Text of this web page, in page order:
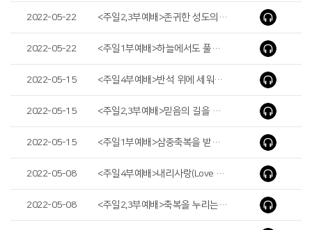
2022-05-22 <주일2,3부예배>존귀한 성도의 믿음(Faith of the Glorious Saint)
2022-05-22 <주일1부예배>하늘에서도 풀리리라( It Will Be Loosed in Heaven )
2022-05-15 <주일4부예배>반석 위에 세워진 교회(The Church Built on the Rock)
2022-05-15 <주일2,3부예배>믿음의 길을 계속 갑시다(Let's Continue on the Way of Faith)
2022-05-15 <주일1부예배>삼중축복을 받는 그릇(The Jar Receiving the Three-Fold Blessing)
2022-05-08 <주일4부예배>내리사랑(Love Flows Downward)
2022-05-08 <주일2,3부예배>축복을 누리는 가정(Blessed Family)